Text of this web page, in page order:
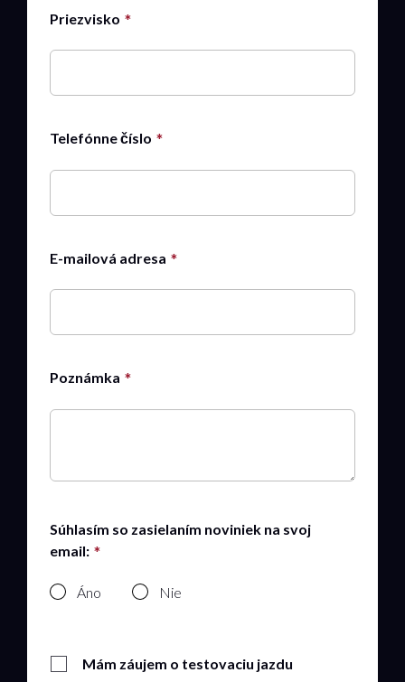
Priezvisko
Telefónne číslo
E-mailová adresa
Poznámka
Súhlasím so zasielaním noviniek na svoj
email:
Áno Nie
Mám záujem o testovaciu jazdu